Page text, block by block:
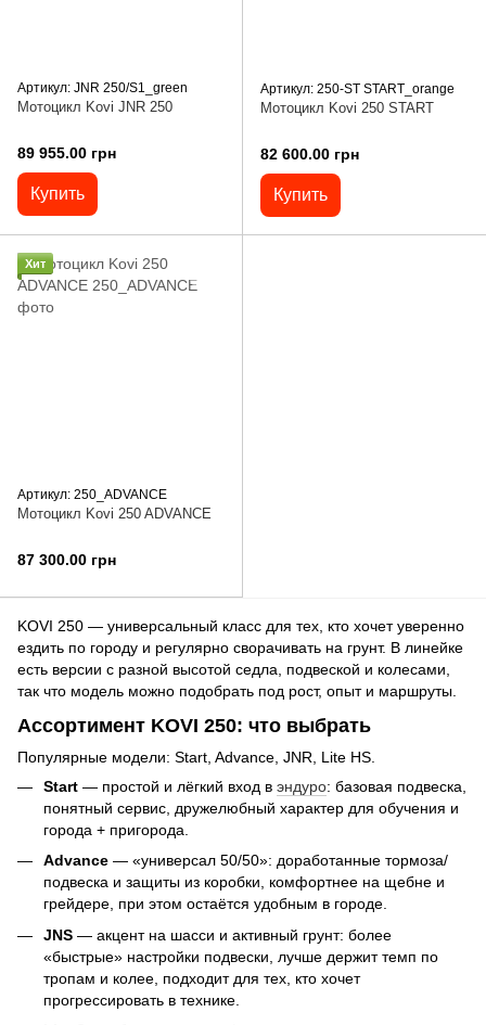
Артикул: JNR 250/S1_green
Мотоцикл Kovi JNR 250
89 955.00 грн
Купить
Артикул: 250-ST START_orange
Мотоцикл Kovi 250 START
82 600.00 грн
Купить
Хит
Артикул: 250_ADVANCE
Мотоцикл Kovi 250 ADVANCE
87 300.00 грн
KOVI 250 — универсальный класс для тех, кто хочет уверенно
ездить по городу и регулярно сворачивать на грунт. В линейке
есть версии с разной высотой седла, подвеской и колесами,
так что модель можно подобрать под рост, опыт и маршруты.
Ассортимент KOVI 250: что выбрать
Популярные модели: Start, Advance, JNR, Lite HS.
Start — простой и лёгкий вход в эндуро: базовая подвеска,
понятный сервис, дружелюбный характер для обучения и
города + пригорода.
Advance — «универсал 50/50»: доработанные тормоза/
подвеска и защиты из коробки, комфортнее на щебне и
грейдере, при этом остаётся удобным в городе.
JNS — акцент на шасси и активный грунт: более
«быстрые» настройки подвески, лучше держит темп по
тропам и колее, подходит для тех, кто хочет
прогрессировать в технике.